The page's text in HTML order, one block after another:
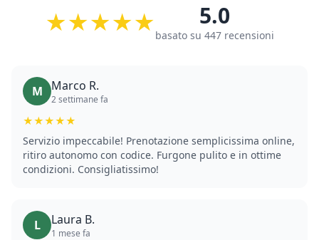
★★★★★
5.0
basato su 447 recensioni
M Marco R.
2 settimane fa
★★★★★
Servizio impeccabile! Prenotazione semplicissima online,
ritiro autonomo con codice. Furgone pulito e in ottime
condizioni. Consigliatissimo!
L Laura B.
1 mese fa